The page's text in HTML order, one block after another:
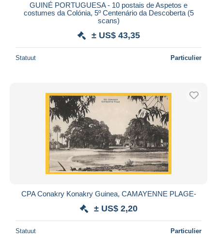
GUINÉ PORTUGUESA - 10 postais de Aspetos e
costumes da Colónia, 5º Centenário da Descoberta (5
scans)
± US$ 43,35
Statuut Particulier
CPA Conakry Konakry Guinea, CAMAYENNE PLAGE-
± US$ 2,20
Statuut Particulier